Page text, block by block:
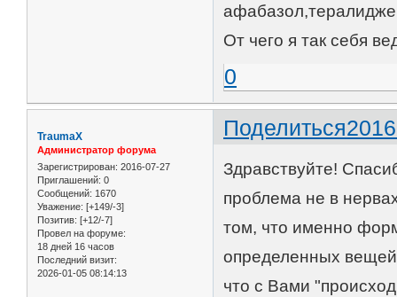
От чего я так себя
0
Поделиться
TraumaX
Администратор форума
Зарегистрирован: 2016-07-27
Приглашений: 0
Сообщений: 1670
Уважение: [+149/-3]
Позитив: [+12/-7]
Провел на форуме:
18 дней 16 часов
Последний визит:
2026-01-05 08:14:13
Здравствуйте!
проблема не в
том, что именно
определенных
что с Вами